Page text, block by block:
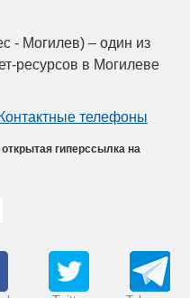
- Могилев) – один из
ресурсов в Могилеве
Контактные телефоны
гиперссылка на